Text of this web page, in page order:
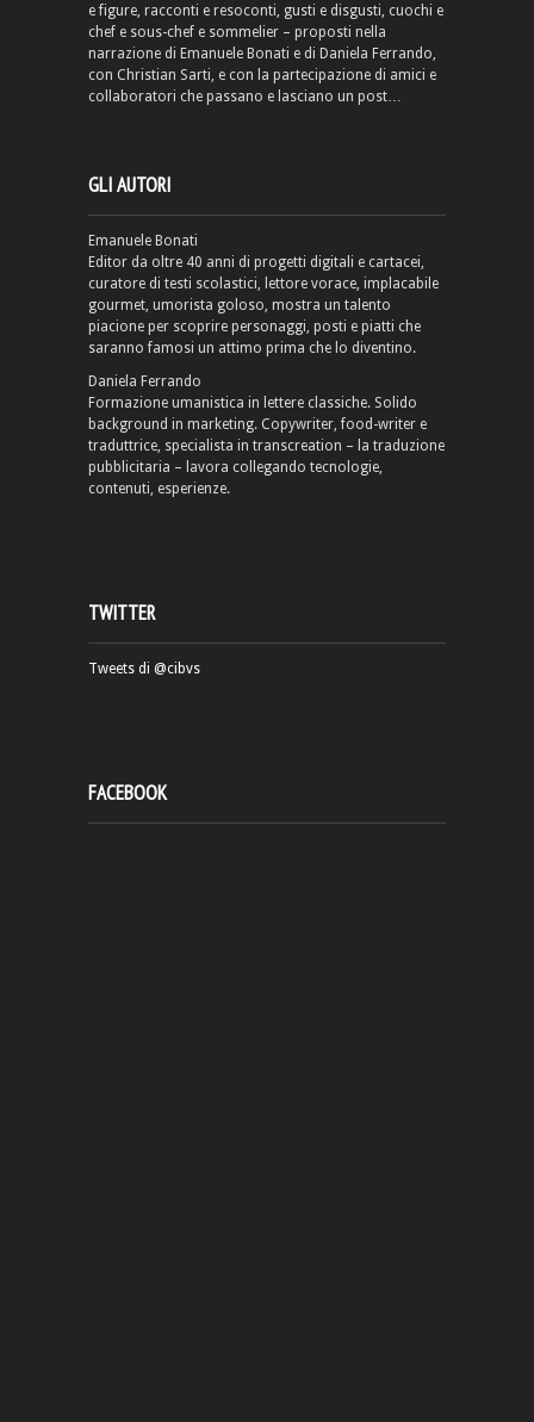
e figure, racconti e resoconti, gusti e disgusti, cuochi e
chef e sous-chef e sommelier – proposti nella
narrazione di Emanuele Bonati e di Daniela Ferrando,
con Christian Sarti, e con la partecipazione di amici e
collaboratori che passano e lasciano un post…
GLI AUTORI
Emanuele Bonati
Editor da oltre 40 anni di progetti digitali e cartacei,
curatore di testi scolastici, lettore vorace, implacabile
gourmet, umorista goloso, mostra un talento
piacione per scoprire personaggi, posti e piatti che
saranno famosi un attimo prima che lo diventino.
Daniela Ferrando
Formazione umanistica in lettere classiche. Solido
background in marketing. Copywriter, food-writer e
traduttrice, specialista in transcreation – la traduzione
pubblicitaria – lavora collegando tecnologie,
contenuti, esperienze.
TWITTER
Tweets di @cibvs
FACEBOOK